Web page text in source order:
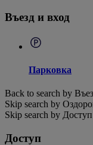
Въезд и вход
Парковка
Back to search by
Skip search by
Skip search by Доступ
Доступ